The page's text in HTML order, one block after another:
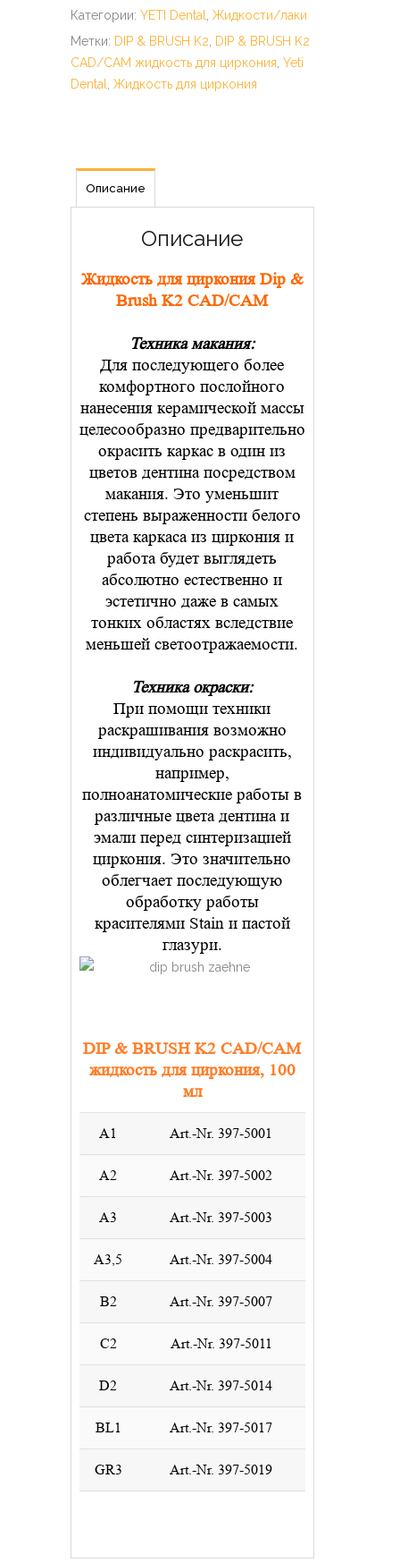
Категории: YETI Dental
Жидкости/лаки
Метки: DIP & BRUSH K2
DIP & BRUSH K2
CAD/CAM жидкость для циркония Yeti
Dental
Жидкость для циркония
Описание
Описание
Жидкость для циркония Dip &
Brush K2 CAD/CAM
Техника макания:
Для последующего более
комфортного послойного
нанесения керамической массы
целесообразно предварительно
окрасить каркас в один из
цветов дентина посредством
макания. Это уменьшит
степень выраженности белого
цвета каркаса из циркония и
работа будет выглядеть
абсолютно естественно и
эстетично даже в самых
тонких областях вследствие
меньшей светоотражаемости.
Техника окраски:
При помощи техники
раскрашивания возможно
индивидуально раскрасить,
например,
полноанатомические работы в
различные цвета дентина и
эмали перед синтеризацией
циркония. Это значительно
облегчает последующую
обработку работы
красителями Stain и пастой
глазури.
DIP & BRUSH K2 CAD/CAM
жидкость для циркония, 100
мл
A1 Art.-Nr. 397-5001
A2 Art.-Nr. 397-5002
A3 Art.-Nr. 397-5003
A3,5 Art.-Nr. 397-5004
B2 Art.-Nr. 397-5007
C2 Art.-Nr. 397-5011
D2 Art.-Nr. 397-5014
BL1 Art.-Nr. 397-5017
GR3 Art.-Nr. 397-5019